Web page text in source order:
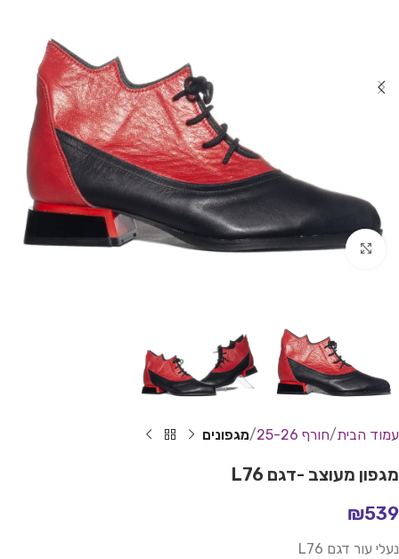
Click to enlarge
עמוד הבית חורף 25-26 מגפונים
מגפון מעוצב -דגם L76
₪539
נעלי עור דגם L76